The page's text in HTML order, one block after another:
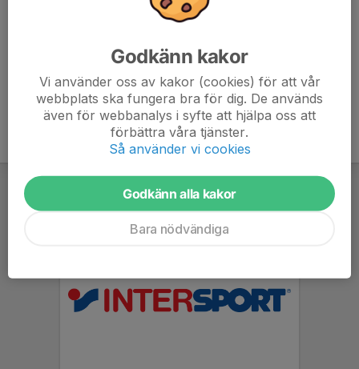
Trivselregeler IKS P-18 - 2026.pdf
Godkänn kakor
Vi använder oss av kakor (cookies) för att vår
webbplats ska fungera bra för dig. De används
även för webbanalys i syfte att hjälpa oss att
förbättra våra tjänster.
Så använder vi cookies
Godkänn alla kakor
Bara nödvändiga